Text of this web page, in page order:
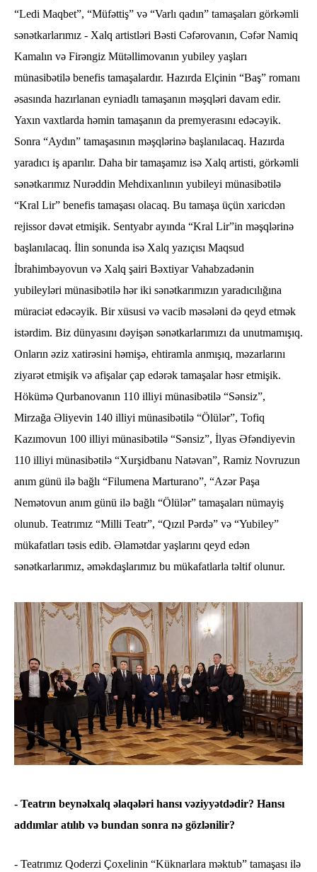
“Ledi Maqbet”, “Müfəttiş” və “Varlı qadın” tamaşaları görkəmli
sənətkarlarımız - Xalq artistləri Bəsti Cəfərovanın, Cəfər Namiq
Kamalın və Firəngiz Mütəllimovanın yubiley yaşları
münasibətilə benefis tamaşalardır. Hazırda Elçinin “Baş” romanı
əsasında hazırlanan eyniadlı tamaşanın məşqləri davam edir.
Yaxın vaxtlarda həmin tamaşanın da premyerasını edəcəyik.
Sonra “Aydın” tamaşasının məşqlərinə başlanılacaq. Hazırda
yaradıcı iş aparılır. Daha bir tamaşamız isə Xalq artisti, görkəmli
sənətkarımız Nurəddin Mehdixanlının yubileyi münasibətilə
“Kral Lir” benefis tamaşası olacaq. Bu tamaşa üçün xaricdən
rejissor dəvət etmişik. Sentyabr ayında “Kral Lir”in məşqlərinə
başlanılacaq. İlin sonunda isə Xalq yazıçısı Maqsud
İbrahimbəyovun və Xalq şairi Bəxtiyar Vahabzadənin
yubileyləri münasibətilə hər iki sənətkarımızın yaradıcılığına
müraciət edəcəyik. Bir xüsusi və vacib məsələni də qeyd etmək
istərdim. Biz dünyasını dəyişən sənətkarlarımızı da unutmamışıq.
Onların əziz xatirəsini həmişə, ehtiramla anmışıq, məzarlarını
ziyarət etmişik və afişalar çap edərək tamaşalar həsr etmişik.
Hökümə Qurbanovanın 110 illiyi münasibətilə “Sənsiz”,
Mirzağa Əliyevin 140 illiyi münasibətilə “Ölülər”, Tofiq
Kazımovun 100 illiyi münasibətilə “Sənsiz”, İlyas Əfəndiyevin
110 illiyi münasibətilə “Xurşidbanu Natəvan”, Ramiz Novruzun
anım günü ilə bağlı “Filumena Marturano”, “Azər Paşa
Nemətovun anım günü ilə bağlı “Ölülər” tamaşaları nümayiş
olunub. Teatrımız “Milli Teatr”, “Qızıl Pərdə” və “Yubiley”
mükafatları təsis edib. Əlamətdar yaşlarını qeyd edən
sənətkarlarımız, əməkdaşlarımız bu mükafatlarla təltif olunur.
- Teatrın beynəlxalq əlaqələri hansı vəziyyətdədir? Hansı
addımlar atılıb və bundan sonra nə gözlənilir?
- Teatrımız Qoderzi Çoxelinin “Küknarlara məktub” tamaşası ilə